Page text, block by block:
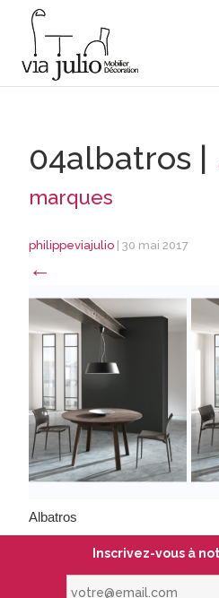
04albatros |
marques
philippeviajulio 30 mai 2017
←
Albatros
Inscrivez-vous à